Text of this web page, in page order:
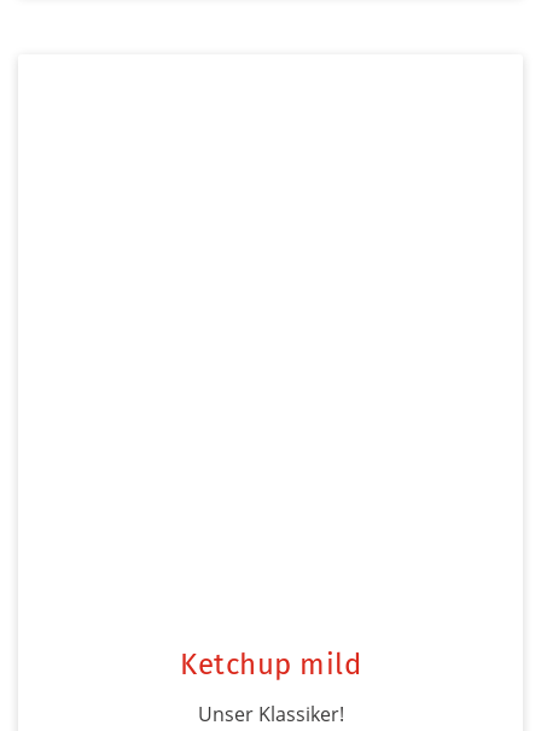
Ketchup mild
Unser Klassiker!